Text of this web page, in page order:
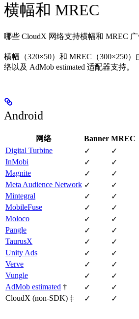
横幅和 MREC
哪些 CloudX 网络支持横幅和 MREC
横幅（320×50）和 MREC（300×250）
络以及 AdMob estimated 适配器支持。
Android
网络 Banner MREC
Digital Turbine
✓
✓
InMobi
✓
✓
Magnite
✓
✓
Meta Audience Network ✓
✓
Mintegral
✓
✓
MobileFuse
✓
✓
Moloco
✓
✓
Pangle
✓
✓
TaurusX
✓
✓
Unity Ads
✓
✓
Verve
✓
✓
Vungle
✓
✓
AdMob estimated † ✓
✓
CloudX (non-SDK) ‡
✓ ✓